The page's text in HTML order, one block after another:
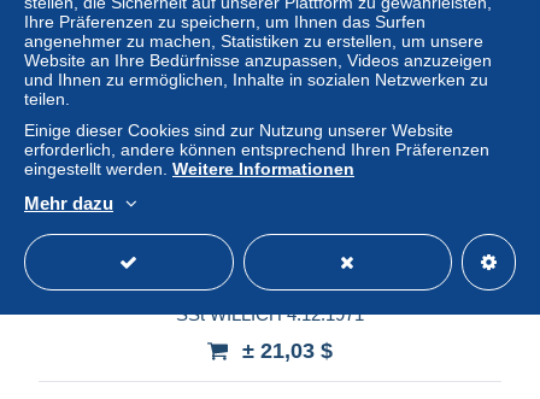
Sonder-R-Zettel Vogel+Philatelie auf passendem Brief mit
SSt WILLICH 4.12.1971
± 21,03 $
Ihre Präferenzen zu speichern, um Ihnen das Surfen
angenehmer zu machen, Statistiken zu erstellen, um unsere
Website an Ihre Bedürfnisse anzupassen, Videos anzuzeigen
und Ihnen zu ermöglichen, Inhalte in sozialen Netzwerken zu
teilen.
Einige dieser Cookies sind zur Nutzung unserer Website
erforderlich, andere können entsprechend Ihren Präferenzen
eingestellt werden. Weitere Informationen
Mehr dazu